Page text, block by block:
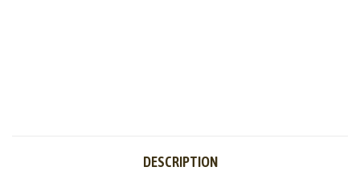
DESCRIPTION